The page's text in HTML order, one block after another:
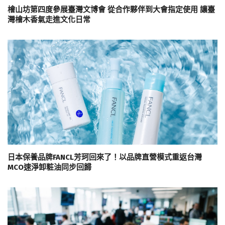
檜山坊第四度參展臺灣文博會 從合作夥伴到大會指定使用 讓臺
灣檜木香氣走進文化日常
日本保養品牌FANCL芳珂回來了！以品牌直營模式重返台灣
MCO速淨卸粧油同步回歸